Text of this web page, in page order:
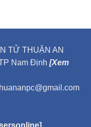
TỬ THUẬN AN
Nam Định [Xem